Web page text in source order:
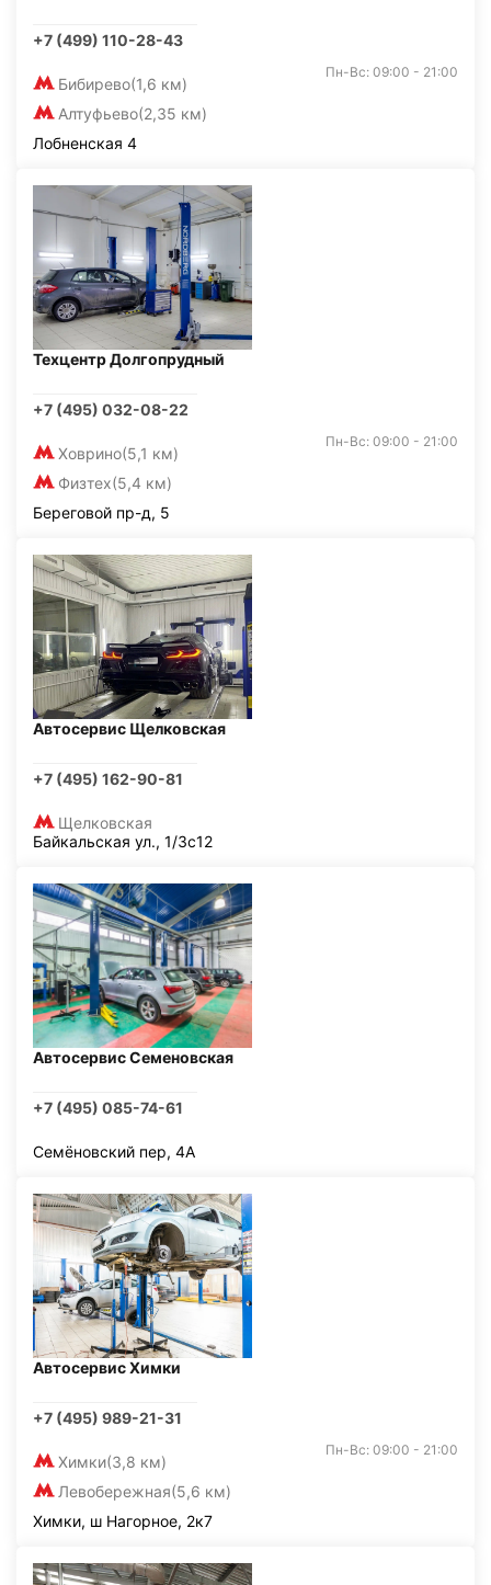
+7 (499) 110-28-43
Бибирево(1,6 км)
Алтуфьево(2,35 км)
Пн-Вс: 09:00 - 21:00
Лобненская 4
Техцентр Долгопрудный
+7 (495) 032-08-22
Ховрино(5,1 км)
Физтех(5,4 км)
Пн-Вс: 09:00 - 21:00
Береговой пр-д, 5
Автосервис Щелковская
+7 (495) 162-90-81
Щелковская
Байкальская ул., 1/3с12
Автосервис Семеновская
+7 (495) 085-74-61
Семёновский пер, 4А
Автосервис Химки
+7 (495) 989-21-31
Химки(3,8 км)
Левобережная(5,6 км)
Пн-Вс: 09:00 - 21:00
Химки, ш Нагорное, 2к7